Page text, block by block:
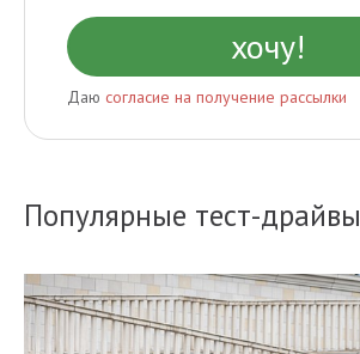
Даю согласие на получение рассылки
Популярные тест-драйвы